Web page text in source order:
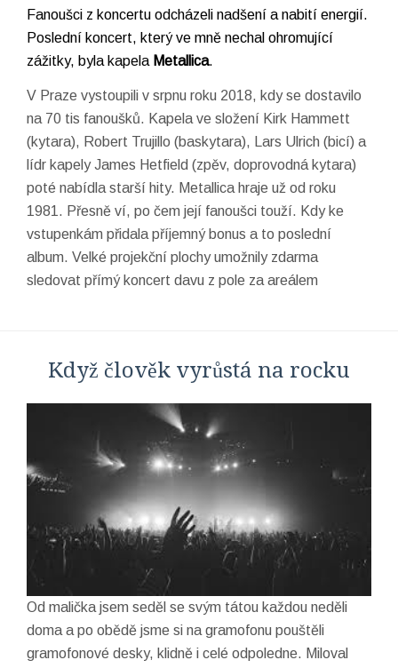
Fanoušci z koncertu odcházeli nadšení a nabití energií.
Poslední koncert, který ve mně nechal ohromující
zážitky, byla kapela Metallica.
V Praze vystoupili v srpnu roku 2018, kdy se dostavilo
na 70 tis fanoušků. Kapela ve složení Kirk Hammett
(kytara), Robert Trujillo (baskytara), Lars Ulrich (bicí) a
lídr kapely James Hetfield (zpěv, doprovodná kytara)
poté nabídla starší hity. Metallica hraje už od roku
1981. Přesně ví, po čem její fanoušci touží. Kdy ke
vstupenkám přidala příjemný bonus a to poslední
album. Velké projekční plochy umožnily zdarma
sledovat přímý koncert davu z pole za areálem
Když člověk vyrůstá na rocku
Od malička jsem seděl se svým tátou každou neděli
doma a po obědě jsme si na gramofonu pouštěli
gramofonové desky, klidně i celé odpoledne. Miloval